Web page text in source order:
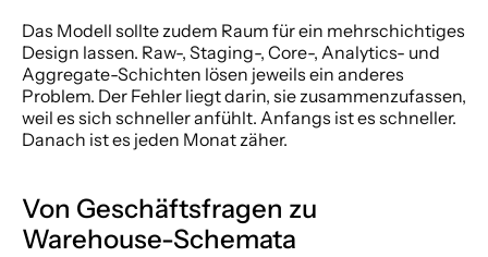
Das Modell sollte zudem Raum für ein mehrschichtiges
Design lassen. Raw-, Staging-, Core-, Analytics- und
Aggregate-Schichten lösen jeweils ein anderes
Problem. Der Fehler liegt darin, sie zusammenzufassen,
weil es sich schneller anfühlt. Anfangs ist es schneller.
Danach ist es jeden Monat zäher.
Von Geschäftsfragen zu
Warehouse-Schemata